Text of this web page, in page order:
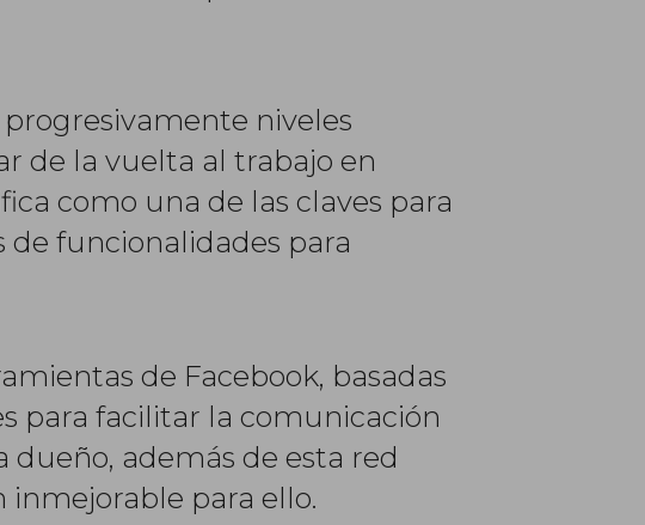
niveles
de la vuelta al trabajo en
como una de las claves para
funcionalidades para
de Facebook, basadas
para facilitar la comunicación
dueño, además de esta red
inmejorable para ello.